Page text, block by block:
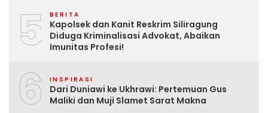
5 BERITA
Kapolsek dan Kanit Reskrim Siliragung
Diduga Kriminalisasi Advokat, Abaikan
Imunitas Profesi!
6 INSPIRASI
Dari Duniawi ke Ukhrawi: Pertemuan Gus
Maliki dan Muji Slamet Sarat Makna